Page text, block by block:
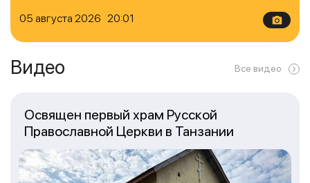
05 августа 2026 20:01
Видео Все видео
Освящен первый храм Русской
Православной Церкви в Танзании